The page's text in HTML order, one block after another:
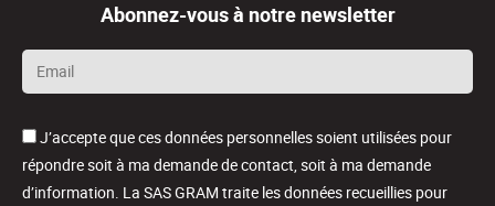
Abonnez-vous à notre newsletter
Email
*
J’accepte que ces données personnelles soient utilisées pour
répondre soit à ma demande de contact, soit à ma demande
d’information. La SAS GRAM traite les données recueillies pour